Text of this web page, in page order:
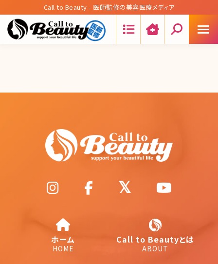
Call to Beauty - 医師監修の美容医療メディア
ホーム
HOME
Call to Beautyとは
ABOUT